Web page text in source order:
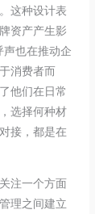
这种设计表
资产产生影
声也在推动企
消费者而
他们在日常
选择何种材
接，都是在
注一个方面
理之间建立